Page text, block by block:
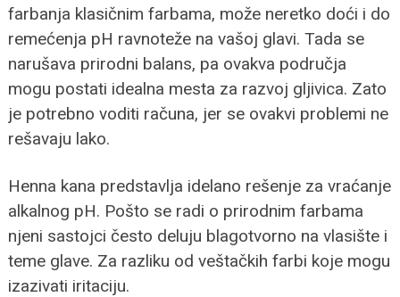
farbanja klasičnim farbama, može neretko doći i do
remećenja pH ravnoteže na vašoj glavi. Tada se
narušava prirodni balans, pa ovakva područja
mogu postati idealna mesta za razvoj gljivica. Zato
je potrebno voditi računa, jer se ovakvi problemi ne
rešavaju lako.
Henna kana predstavlja idelano rešenje za vraćanje
alkalnog pH. Pošto se radi o prirodnim farbama
njeni sastojci često deluju blagotvorno na vlasište i
teme glave. Za razliku od veštačkih farbi koje mogu
izazivati iritaciju.